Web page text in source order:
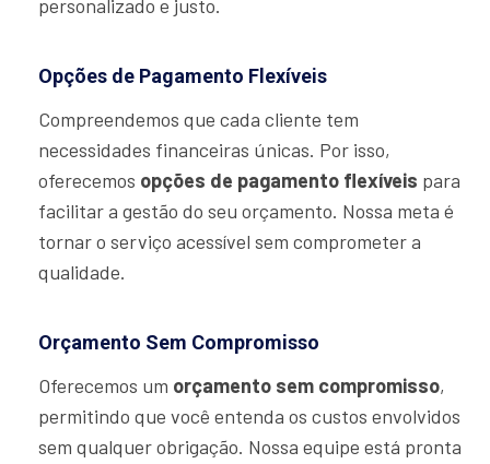
personalizado e justo.
Opções de Pagamento Flexíveis
Compreendemos que cada cliente tem
necessidades financeiras únicas. Por isso,
oferecemos opções de pagamento flexíveis para
facilitar a gestão do seu orçamento. Nossa meta é
tornar o serviço acessível sem comprometer a
qualidade.
Orçamento Sem Compromisso
Oferecemos um orçamento sem compromisso,
permitindo que você entenda os custos envolvidos
sem qualquer obrigação. Nossa equipe está pronta